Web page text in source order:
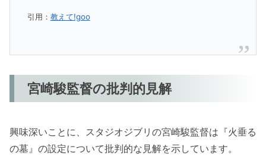
引用： 教えて!goo
宮崎駿監督の批判的見解
興味深いことに、スタジオジブリの宮崎駿監督は『火垂る
の墓』の設定について批判的な見解を示しています。